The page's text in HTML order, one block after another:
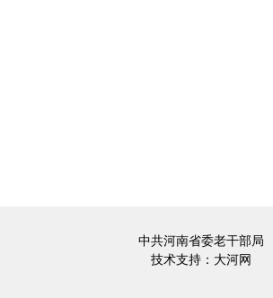
中共河南省委老干部局
技术支持： 大河网